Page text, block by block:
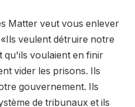
Matter veut vous enlever
veulent détruire notre
qu'ils voulaient en finir
vider les prisons. Ils
gouvernement. Ils
de tribunaux et ils